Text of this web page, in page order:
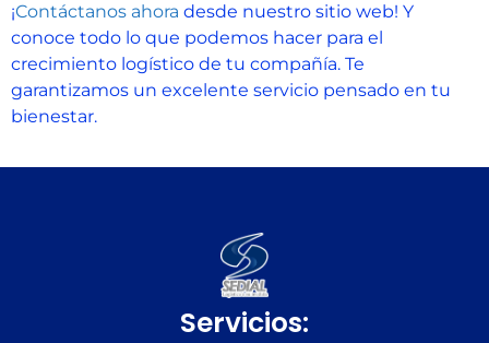
¡Contáctanos ahora desde nuestro sitio web! Y
conoce todo lo que podemos hacer para el
crecimiento logístico de tu compañía. Te
garantizamos un excelente servicio pensado en tu
bienestar.
Servicios: